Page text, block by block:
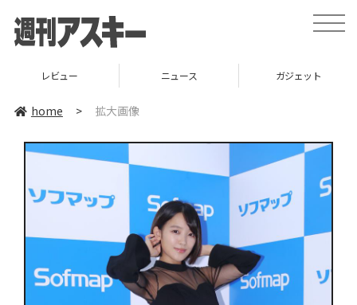
toggle
レビュー ニュース ガジェット
home > 拡大画像